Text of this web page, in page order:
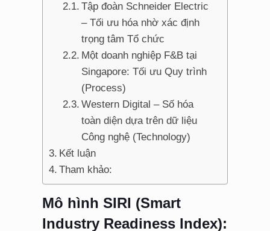
Tập đoàn Schneider Electric
– Tối ưu hóa nhờ xác định
trọng tâm Tổ chức
Một doanh nghiệp F&B tại
Singapore: Tối ưu Quy trình
(Process)
Western Digital – Số hóa
toàn diện dựa trên dữ liệu
Công nghệ (Technology)
Kết luận
Tham khảo:
Mô hình SIRI (Smart
Industry Readiness Index):